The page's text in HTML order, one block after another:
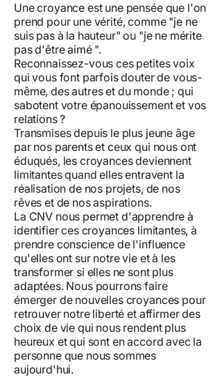
Une croyance est une pensée que l'on
prend pour une vérité, comme "je ne
suis pas à la hauteur" ou "je ne mérite
pas d'être aimé ".
Reconnaissez-vous ces petites voix
qui vous font parfois douter de vous-
même, des autres et du monde ; qui
sabotent votre épanouissement et vos
relations ?
Transmises depuis le plus jeune âge
par nos parents et ceux qui nous ont
éduqués, les croyances deviennent
limitantes quand elles entravent la
réalisation de nos projets, de nos
rêves et de nos aspirations.
La CNV nous permet d'apprendre à
identifier ces croyances limitantes, à
prendre conscience de l'influence
qu'elles ont sur notre vie et à les
transformer si elles ne sont plus
adaptées. Nous pourrons faire
émerger de nouvelles croyances pour
retrouver notre liberté et affirmer des
choix de vie qui nous rendent plus
heureux et qui sont en accord avec la
personne que nous sommes
aujourd'hui.